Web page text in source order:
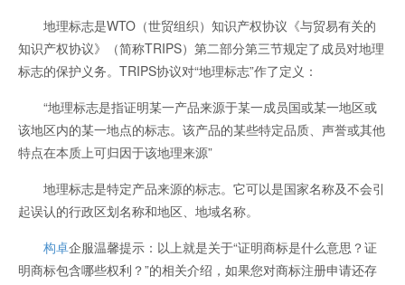
地理标志是WTO（世贸组织）知识产权协议《与贸易有关的
知识产权协议》（简称TRIPS）第二部分第三节规定了成员对地理
标志的保护义务。TRIPS协议对“地理标志”作了定义：
“地理标志是指证明某一产品来源于某一成员国或某一地区或
该地区内的某一地点的标志。该产品的某些特定品质、声誉或其他
特点在本质上可归因于该地理来源”
地理标志是特定产品来源的标志。它可以是国家名称及不会引
起误认的行政区划名称和地区、地域名称。
构卓企服温馨提示：以上就是关于“证明商标是什么意思？证
明商标包含哪些权利？”的相关介绍，如果您对商标注册申请还存